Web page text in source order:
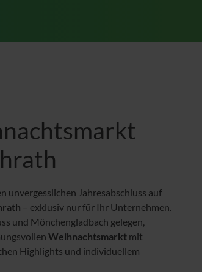
unvergesslichen Jahresabschluss auf
– exklusiv nur für Ihr Unternehmen.
und Mönchengladbach gelegen,
Weihnachtsmarkt mit
Highlights und individuellem